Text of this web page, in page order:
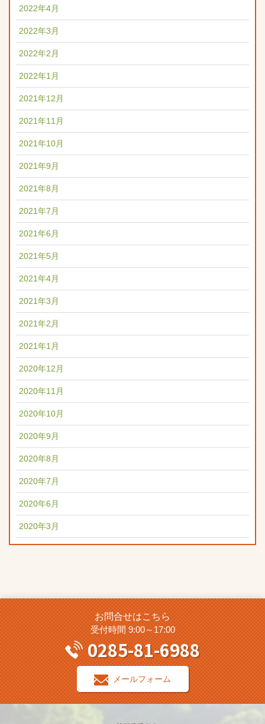
2022年4月
2022年3月
2022年2月
2022年1月
2021年12月
2021年11月
2021年10月
2021年9月
2021年8月
2021年7月
2021年6月
2021年5月
2021年4月
2021年3月
2021年2月
2021年1月
2020年12月
2020年11月
2020年10月
2020年9月
2020年8月
2020年7月
2020年6月
2020年3月
お問合せはこちら
受付時間 9:00～17:00
0285-81-6988
メールフォーム